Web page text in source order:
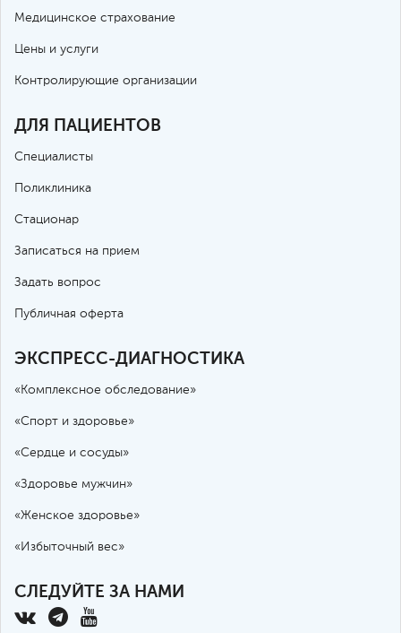
Медицинское страхование
Цены и услуги
Контролирующие организации
ДЛЯ ПАЦИЕНТОВ
Специалисты
Поликлиника
Стационар
Записаться на прием
Задать вопрос
Публичная оферта
ЭКСПРЕСС-ДИАГНОСТИКА
«Комплексное обследование»
«Спорт и здоровье»
«Сердце и сосуды»
«Здоровье мужчин»
«Женское здоровье»
«Избыточный вес»
СЛЕДУЙТЕ ЗА НАМИ